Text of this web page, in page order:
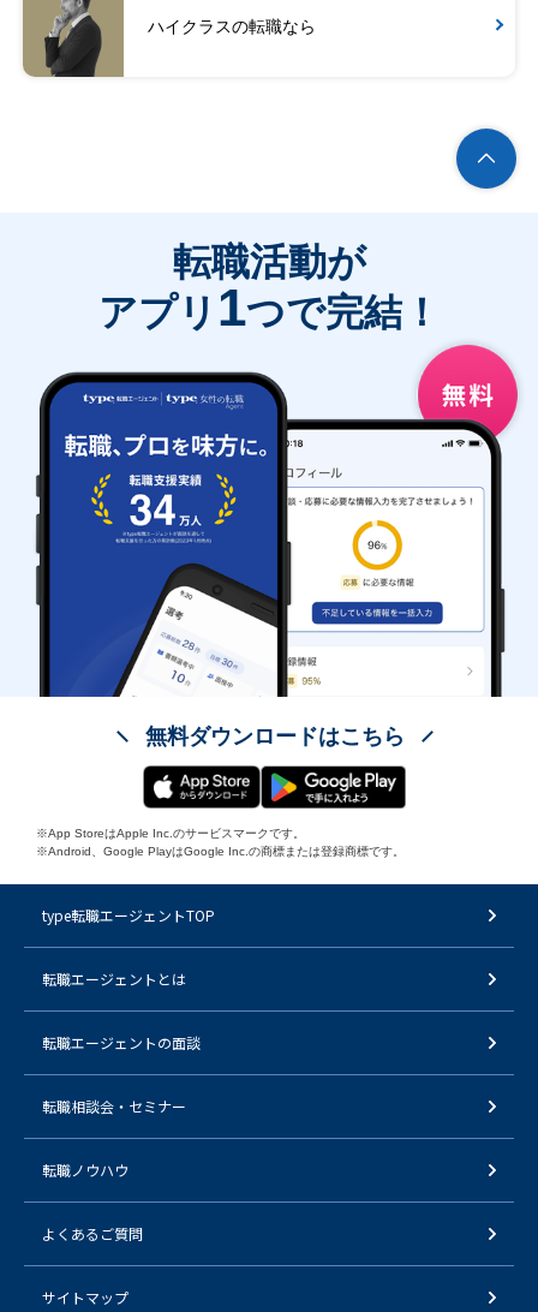
ハイクラスの転職なら
転職活動が
アプリ 1つで完結！
無料ダウンロードはこちら
※App StoreはApple Inc.のサービスマークです。
※Android、Google PlayはGoogle Inc.の商標または登録商標です。
type転職エージェントTOP
転職エージェントとは
転職エージェントの面談
転職相談会・セミナー
転職ノウハウ
よくあるご質問
サイトマップ